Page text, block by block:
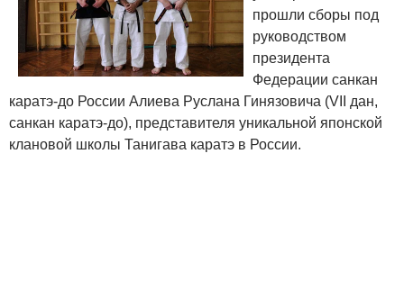
прошли сборы под
руководством
президента
Федерации санкан
каратэ-до России Алиева Руслана Гинязовича (VII дан,
санкан каратэ-до), представителя уникальной японской
клановой школы Танигава каратэ в России.